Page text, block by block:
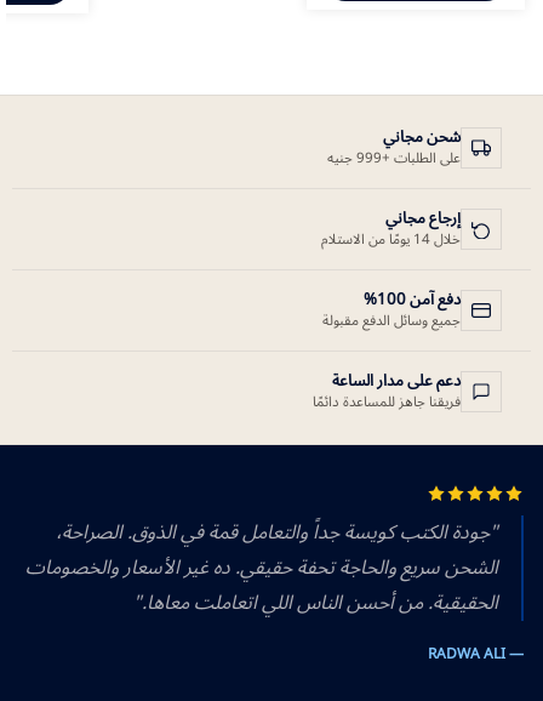
شحن مجاني
على الطلبات +999 جنيه
إرجاع مجاني
خلال 14 يومًا من الاستلام
دفع آمن 100%
جميع وسائل الدفع مقبولة
دعم على مدار الساعة
فريقنا جاهز للمساعدة دائمًا
"جودة الكتب كويسة جداً والتعامل قمة في الذوق. الصراحة،
الشحن سريع والحاجة تحفة حقيقي. ده غير الأسعار والخصومات
الحقيقية. من أحسن الناس اللي اتعاملت معاها."
— RADWA ALI